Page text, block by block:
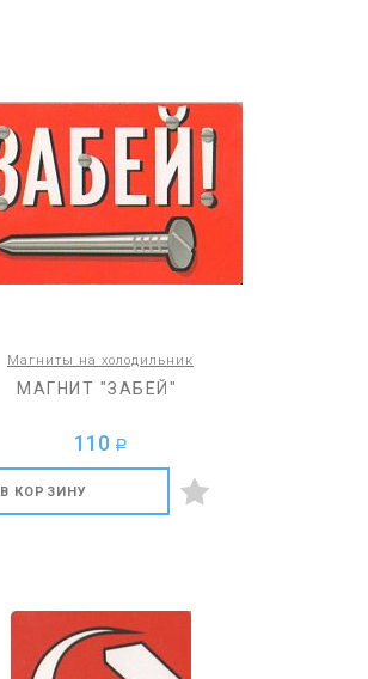
Магниты на холодильник
МАГНИТ "ЗАБЕЙ"
110 a
В КОРЗИНУ